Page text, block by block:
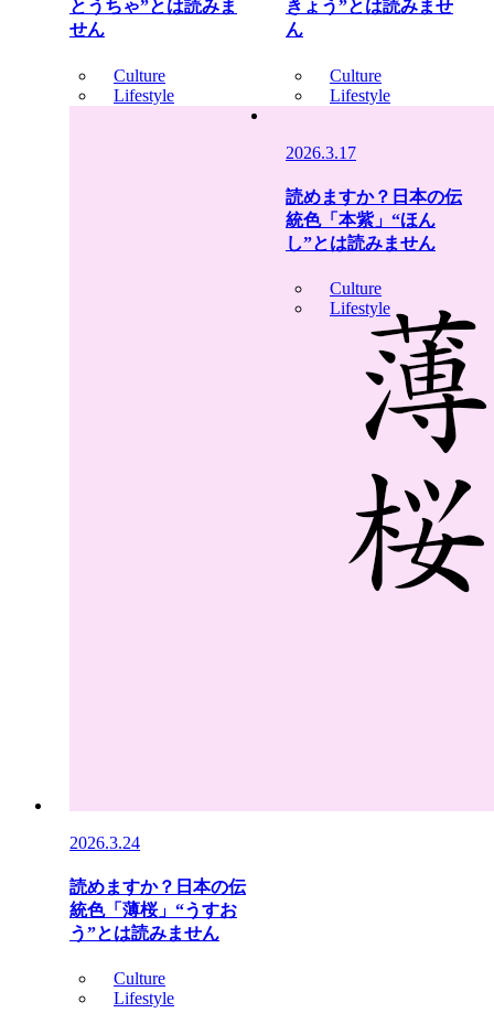
とうちゃ”とは読みま
せん
Culture
Lifestyle
きょう”とは読みませ
ん
Culture
Lifestyle
2026.3.24
読めますか？日本の伝
統色「薄桜」“うすお
う”とは読みません
Culture
Lifestyle
2026.3.17
読めますか？日本の伝
統色「本紫」“ほん
し”とは読みません
Culture
Lifestyle